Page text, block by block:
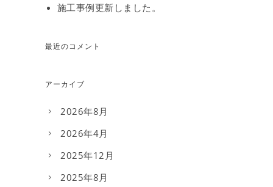
施工事例更新しました。
最近のコメント
アーカイブ
2026年8月
2026年4月
2025年12月
2025年8月